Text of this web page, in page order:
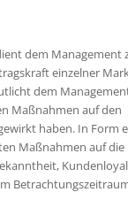
dem Management
einzelner
dem
Maßnahmen auf den
haben. In Form
Maßnahmen auf die